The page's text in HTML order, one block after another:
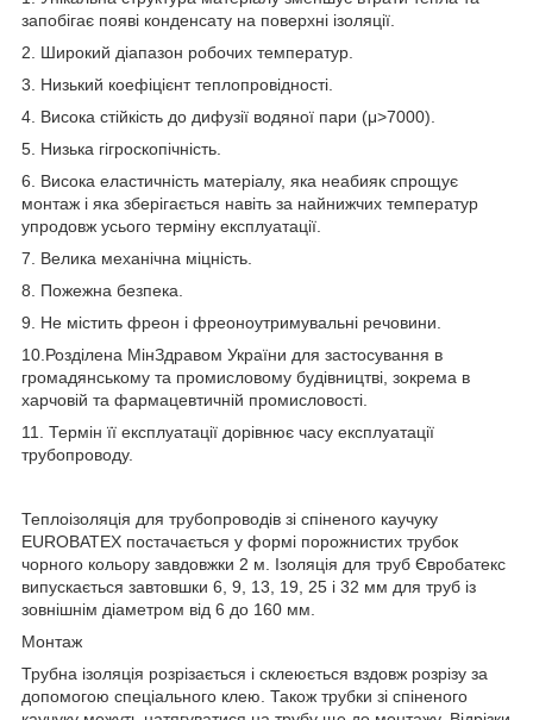
запобігає появі конденсату на поверхні ізоляції.
2. Широкий діапазон робочих температур.
3. Низький коефіцієнт теплопровідності.
4. Висока стійкість до дифузії водяної пари (μ>7000).
5. Низька гігроскопічність.
6. Висока еластичність матеріалу, яка неабияк спрощує
монтаж і яка зберігається навіть за найнижчих температур
упродовж усього терміну експлуатації.
7. Велика механічна міцність.
8. Пожежна безпека.
9. Не містить фреон і фреоноутримувальні речовини.
10.Розділена МінЗдравом України для застосування в
громадянському та промисловому будівництві, зокрема в
харчовій та фармацевтичній промисловості.
11. Термін її експлуатації дорівнює часу експлуатації
трубопроводу.
Теплоізоляція для трубопроводів зі спіненого каучуку
EUROBATEX постачається у формі порожнистих трубок
чорного кольору завдовжки 2 м. Ізоляція для труб Євробатекс
випускається завтовшки 6, 9, 13, 19, 25 і 32 мм для труб із
зовнішнім діаметром від 6 до 160 мм.
Монтаж
Трубна ізоляція розрізається і склеюється вздовж розрізу за
допомогою спеціального клею. Також трубки зі спіненого